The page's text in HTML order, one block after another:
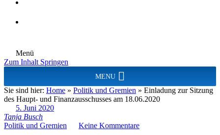
Menü
Zum Inhalt Springen
MENU
Sie sind hier: Home » Politik und Gremien » Einladung zur Sitzung
des Haupt- und Finanzausschusses am 18.06.2020
5. Juni 2020
Tanja Busch
Politik und Gremien
Keine Kommentare